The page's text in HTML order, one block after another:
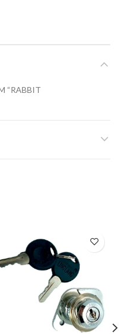
“RABBIT